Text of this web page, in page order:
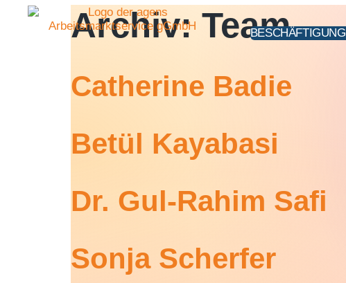
Inhalt
springen
BESCHÄFTIGUNG
Archiv:Team
Catherine Badie
Betül Kayabasi
Dr. Gul-Rahim Safi
Sonja Scherfer